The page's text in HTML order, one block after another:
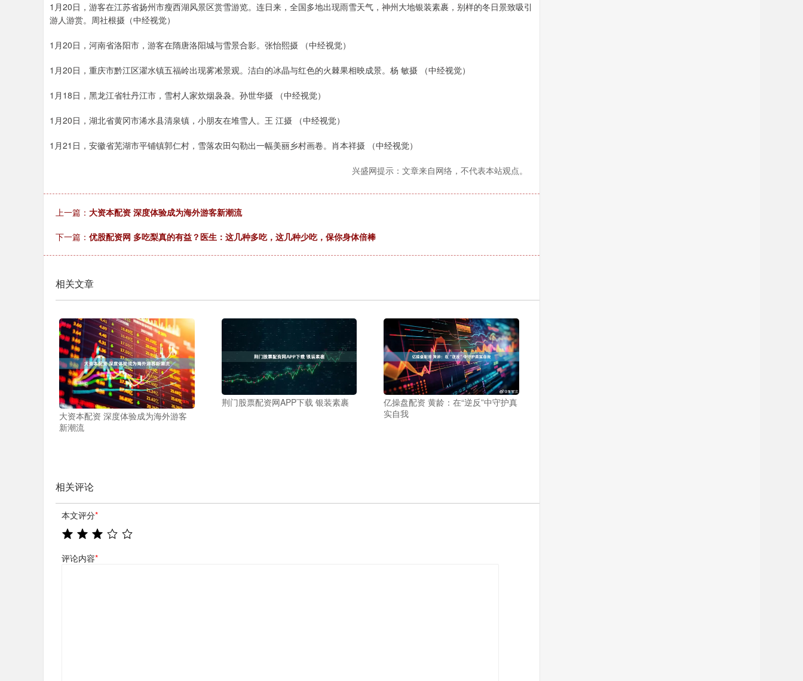
1月20日，游客在江苏省扬州市瘦西湖风景区赏雪游览。连日来，全国多地出现雨雪天气，神州大地银装素裹，别样的冬日景致吸引
游人游赏。周社根摄（中经视觉）
1月20日，河南省洛阳市，游客在隋唐洛阳城与雪景合影。张怡熙摄 （中经视觉）
1月20日，重庆市黔江区濯水镇五福岭出现雾凇景观。洁白的冰晶与红色的火棘果相映成景。杨 敏摄 （中经视觉）
1月18日，黑龙江省牡丹江市，雪村人家炊烟袅袅。孙世华摄 （中经视觉）
1月20日，湖北省黄冈市浠水县清泉镇，小朋友在堆雪人。王 江摄 （中经视觉）
1月21日，安徽省芜湖市平铺镇郭仁村，雪落农田勾勒出一幅美丽乡村画卷。肖本祥摄 （中经视觉）
兴盛网提示：文章来自网络，不代表本站观点。
上一篇： 大资本配资 深度体验成为海外游客新潮流
下一篇： 优股配资网 多吃梨真的有益？医生：这几种多吃，这几种少吃，保你身体倍棒
相关文章
大资本配资 深度体验成为海外游客
新潮流
荆门股票配资网APP下载 银装素裹
亿操盘配资 黄龄：在“逆反”中守护真
实自我
相关评论
本文评分*
评论内容*